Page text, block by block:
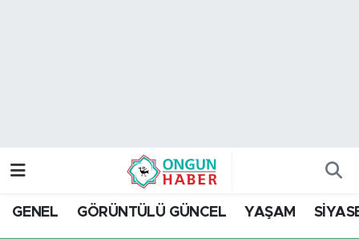
GENEL GÖRÜNTÜLÜ GÜNCEL YAŞAM
Trafik Durumu